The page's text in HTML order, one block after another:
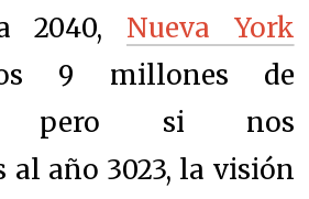
2040, Nueva York
9 millones de
pero si nos
al año 3023, la visión